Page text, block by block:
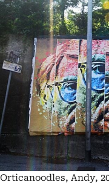
Orticanoodles, Andy,